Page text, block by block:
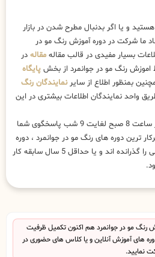
و یا اگر بدنبال مطرح شدن در بازار
ما شرکت در دوره آموزش رنگ مو در
بسیار مفیدی در قالب مقاله مقاله در
اموزش رنگ مو در جوانمرد از بخش پایگاه
بمنظور اطلاع از سایرنمایندگان رنگ
واحد نمایندگان اطلاعات بیشتری در این
کارشناسان این مرکز همچنین از ساعت 8 صبح لغایت 9 شب پاسخگوی شما
ترین دوره های رنگ مو در جوانمرد ، دوره
و تکمیلی را گذرانده اند و یا حداقل 5 سال سابقه کار
رنگ مو در جوانمرد هم اکنون تکمیل ظرفیت
های آموزش آنلاین و یا کلاس های حضوری در
نمایید.